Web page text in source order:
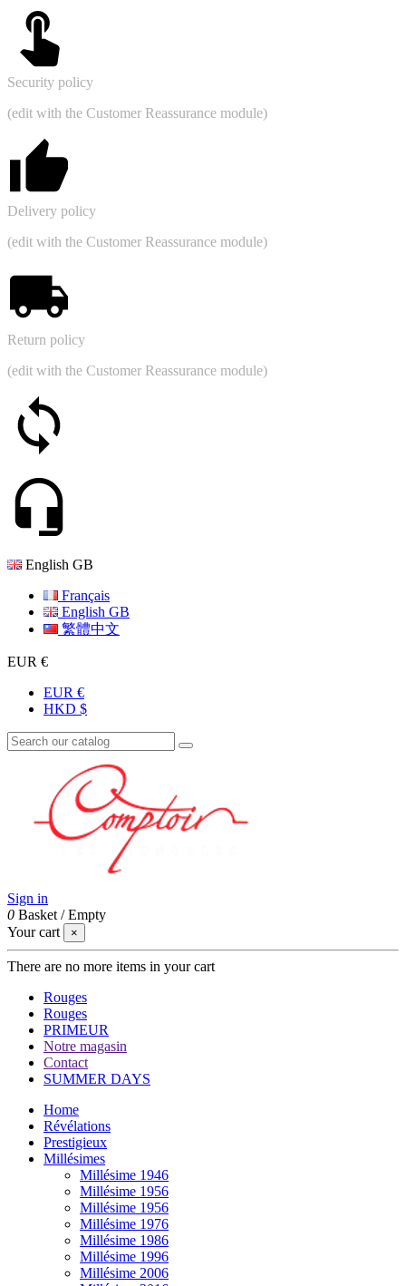
Security policy
(edit with the Customer Reassurance module)
Delivery policy
(edit with the Customer Reassurance module)
Return policy
(edit with the Customer Reassurance module)
English GB
Français
English GB
繁體中文
EUR €
EUR €
HKD $
Sign in
0 Basket /Empty
Your cart
×
There are no more items in your cart
Rouges
Rouges
PRIMEUR
Notre magasin
Contact
SUMMER DAYS
Home
Révélations
Prestigieux
Millésimes
Millésime 1946
Millésime 1956
Millésime 1956
Millésime 1976
Millésime 1986
Millésime 1996
Millésime 2006